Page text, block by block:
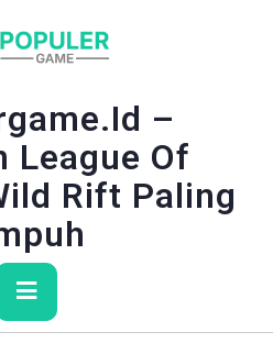
–
League Of
Rift Paling
Primary
Menu